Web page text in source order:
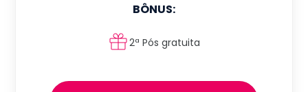
BÔNUS:
2ª Pós gratuita